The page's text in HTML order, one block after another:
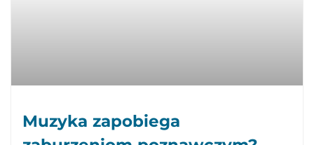
Muzyka zapobiega